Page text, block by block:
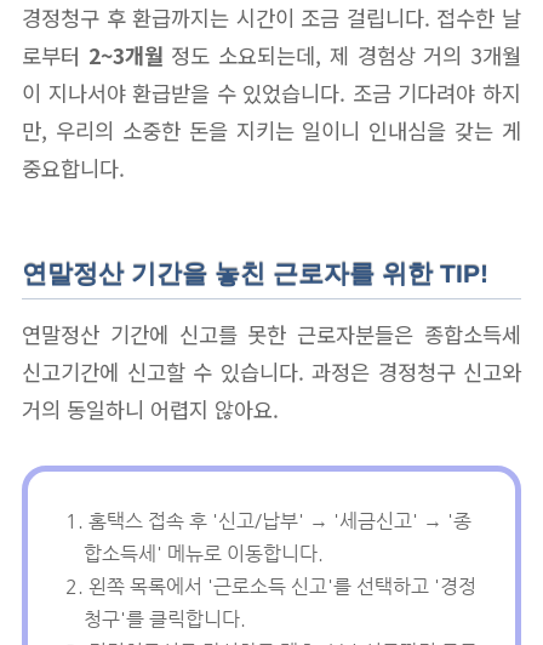
경정청구 후 환급까지는 시간이 조금 걸립니다. 접수한 날
로부터 2~3개월 정도 소요되는데, 제 경험상 거의 3개월
이 지나서야 환급받을 수 있었습니다. 조금 기다려야 하지
만, 우리의 소중한 돈을 지키는 일이니 인내심을 갖는 게
중요합니다.
연말정산 기간을 놓친 근로자를 위한 TIP!
연말정산 기간에 신고를 못한 근로자분들은 종합소득세
신고기간에 신고할 수 있습니다. 과정은 경정청구 신고와
거의 동일하니 어렵지 않아요.
홈택스 접속 후 '신고/납부' → '세금신고' → '종
합소득세' 메뉴로 이동합니다.
왼쪽 목록에서 '근로소득 신고'를 선택하고 '경정
청구'를 클릭합니다.